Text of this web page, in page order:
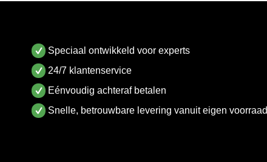
Speciaal ontwikkeld voor experts
24/7 klantenservice
Eénvoudig achteraf betalen
Snelle, betrouwbare levering vanuit eigen voorraad